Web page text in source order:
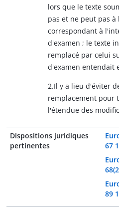
lors que le texte
pas et ne peut pas
correspondant à
d'examen ; le texte
remplacé par celui
d'examen entendait
2.Il y a lieu d'éviter
remplacement pour
l'étendue des
Dispositions juridiques
pertinentes
67
89